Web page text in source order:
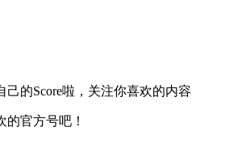
己的Score啦，关注你喜欢的内容
的官方号吧！